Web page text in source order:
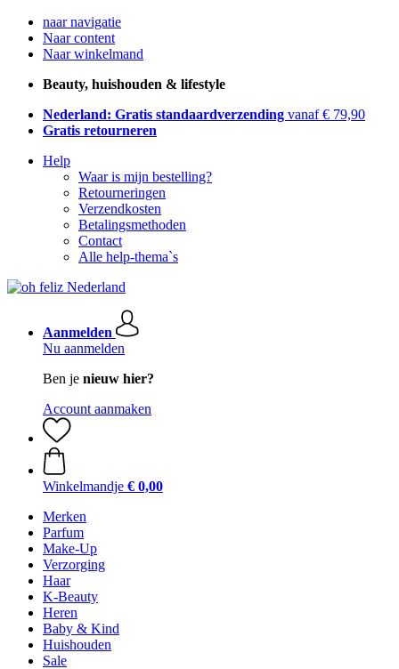
naar navigatie
Naar content
Naar winkelmand
Beauty, huishouden & lifestyle
Nederland: Gratis standaardverzending vanaf € 79,90
Gratis retourneren
Help
Waar is mijn bestelling?
Retourneringen
Verzendkosten
Betalingsmethoden
Contact
Alle help-thema`s
Aanmelden
Nu aanmelden
Ben je nieuw hier?
Account aanmaken
Winkelmandje € 0,00
Merken
Parfum
Make-Up
Verzorging
Haar
K-Beauty
Heren
Baby & Kind
Huishouden
Sale